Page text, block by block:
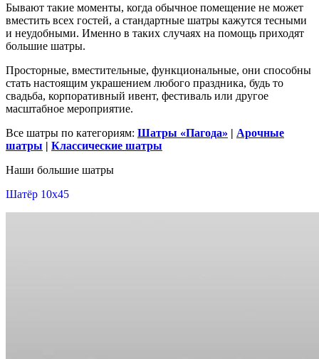
Бывают такие моменты, когда обычное помещение не может
вместить всех гостей, а стандартные шатры кажутся тесными
и неудобными. Именно в таких случаях на помощь приходят
большие шатры.
Просторные, вместительные, функциональные, они способны
стать настоящим украшением любого праздника, будь то
свадьба, корпоративный ивент, фестиваль или другое
масштабное мероприятие.
Все шатры по категориям: Шатры «Пагода» | Арочные
шатры | Классические шатры
Наши большие шатры
Шатёр 10x45